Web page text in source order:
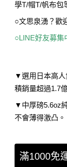
學T/帽T/帆布包
○文思泉湧？歡
○LINE好友募集
▼選用日本高人
積銷量超過1.7
▼中厚磅5.6oz
不會薄得激凸。
滿1000免